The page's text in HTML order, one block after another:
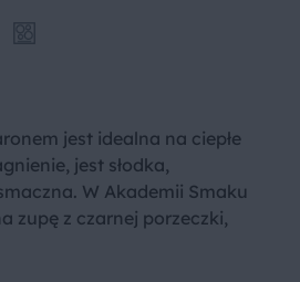
jest idealna na ciepłe
jest słodka,
W Akademii Smaku
zupę z czarnej porzeczki,